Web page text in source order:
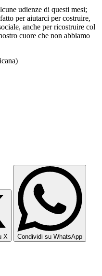
udienze di questi mesi;
per aiutarci per costruire,
anche per ricostruire col
cuore che non abbiamo
X Condividi su WhatsApp